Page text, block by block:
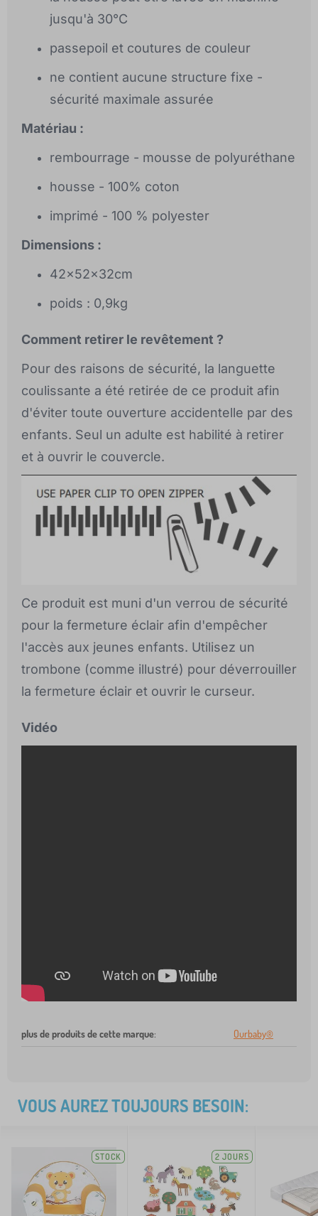
jusqu'à 30°C
passepoil et coutures de couleur
ne contient aucune structure fixe -
sécurité maximale assurée
Matériau :
rembourrage - mousse de polyuréthane
housse - 100% coton
imprimé - 100 % polyester
Dimensions :
42x52x32cm
poids : 0,9kg
Comment retirer le revêtement ?
Pour des raisons de sécurité, la languette
coulissante a été retirée de ce produit afin
d'éviter toute ouverture accidentelle par des
enfants. Seul un adulte est habilité à retirer
et à ouvrir le couvercle.
Ce produit est muni d'un verrou de sécurité
pour la fermeture éclair afin d'empêcher
l'accès aux jeunes enfants. Utilisez un
trombone (comme illustré) pour déverrouiller
la fermeture éclair et ouvrir le curseur.
Vidéo
plus de produits de cette marque: Ourbaby®
VOUS AUREZ TOUJOURS BESOIN:
STOCK 2 JOURS